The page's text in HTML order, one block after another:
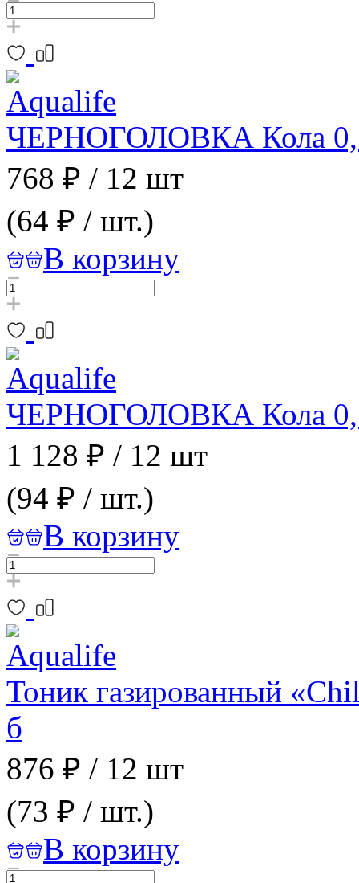
ЧЕРНОГОЛОВКА Кола
768 ₽ / 12 шт
(64 ₽ / шт.)
В корзину
ЧЕРНОГОЛОВКА Кола 0,5
1 128 ₽ / 12 шт
(94 ₽ / шт.)
В корзину
Тоник газированный
б
876 ₽ / 12 шт
(73 ₽ / шт.)
В корзину